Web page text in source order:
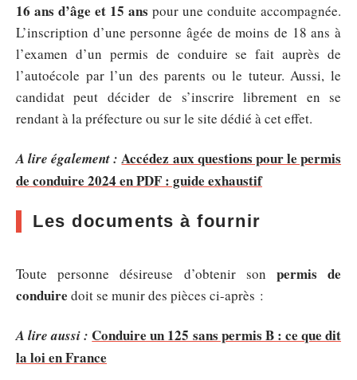
16 ans d’âge et 15 ans pour une conduite accompagnée.
L’inscription d’une personne âgée de moins de 18 ans à
l’examen d’un permis de conduire se fait auprès de
l’autoécole par l’un des parents ou le tuteur. Aussi, le
candidat peut décider de s’inscrire librement en se
rendant à la préfecture ou sur le site dédié à cet effet.
A lire également : Accédez aux questions pour le permis
de conduire 2024 en PDF : guide exhaustif
Les documents à fournir
Toute personne désireuse d’obtenir son permis de
conduire doit se munir des pièces ci-après :
A lire aussi : Conduire un 125 sans permis B : ce que dit
la loi en France